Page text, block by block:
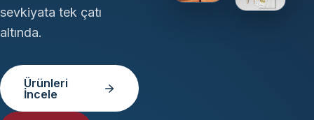
sevkiyata tek çatı
altında.
Ürünleri
İncele